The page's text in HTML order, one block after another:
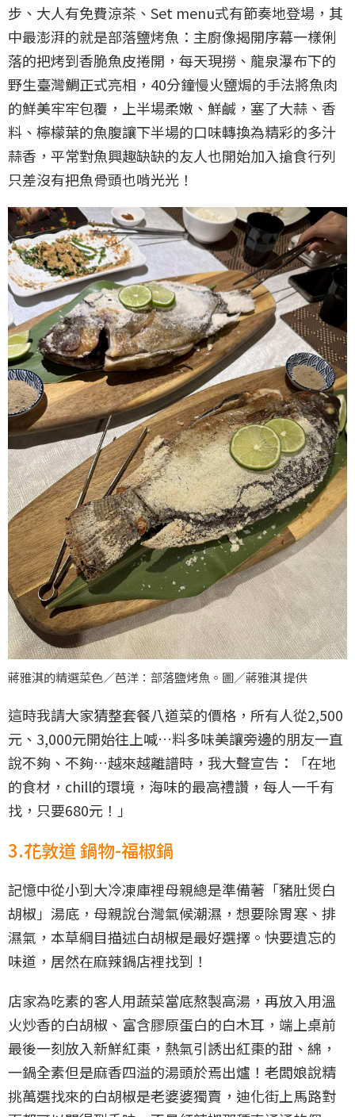
步、大人有免費涼茶、Set menu式有節奏地登場，其
中最澎湃的就是部落鹽烤魚：主廚像揭開序幕一樣俐
落的把烤到香脆魚皮捲開，每天現撈、龍泉瀑布下的
野生臺灣鯛正式亮相，40分鐘慢火鹽焗的手法將魚肉
的鮮美牢牢包覆，上半場柔嫩、鮮鹹，塞了大蒜、香
料、檸檬葉的魚腹讓下半場的口味轉換為精彩的多汁
蒜香，平常對魚興趣缺缺的友人也開始加入搶食行列
只差沒有把魚骨頭也啃光光！
蔣雅淇的精選菜色／芭洋：部落鹽烤魚。圖／蔣雅淇 提供
這時我請大家猜整套餐八道菜的價格，所有人從2,500
元、3,000元開始往上喊…料多味美讓旁邊的朋友一直
說不夠、不夠…越來越離譜時，我大聲宣告：「在地
的食材，chill的環境，海味的最高禮讚，每人一千有
找，只要680元！」
3.花敦道 鍋物-福椒鍋
記憶中從小到大冷凍庫裡母親總是準備著「豬肚煲白
胡椒」湯底，母親說台灣氣候潮濕，想要除胃寒、排
濕氣，本草綱目描述白胡椒是最好選擇。快要遺忘的
味道，居然在麻辣鍋店裡找到！
店家為吃素的客人用蔬菜當底熬製高湯，再放入用溫
火炒香的白胡椒、富含膠原蛋白的白木耳，端上桌前
最後一刻放入新鮮紅棗，熱氣引誘出紅棗的甜、綿，
一鍋全素但是麻香四溢的湯頭於焉出爐！老闆娘說精
挑萬選找來的白胡椒是老婆婆獨賣，迪化街上馬路對